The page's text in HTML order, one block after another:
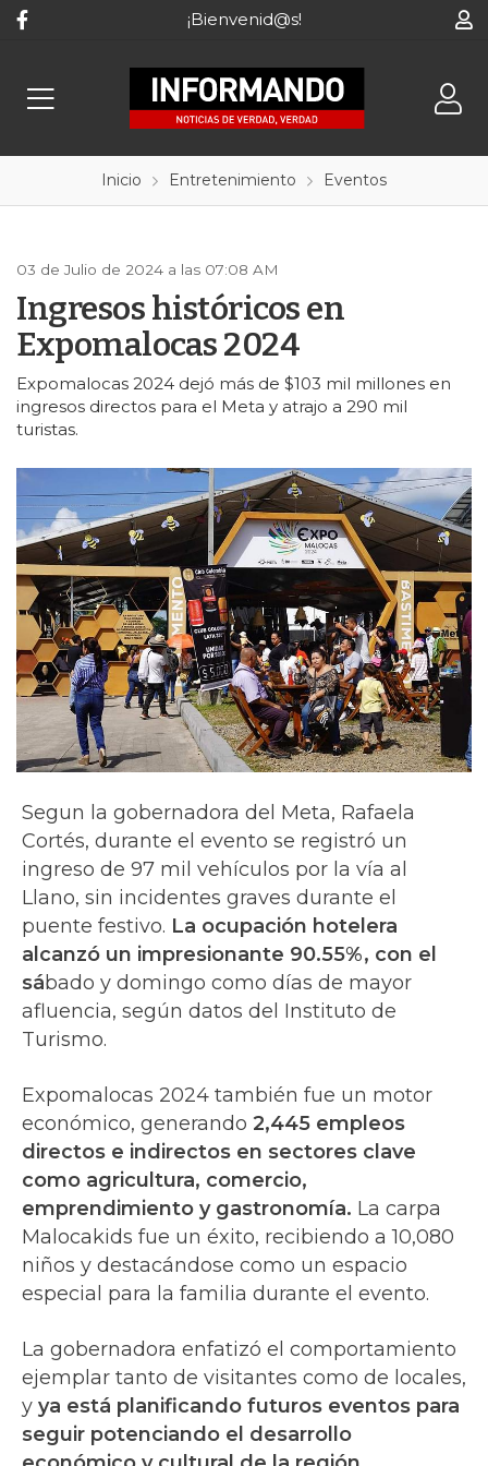
¡Bienvenid@s!
Inicio Entretenimiento Eventos
03 de Julio de 2024 a las 07:08 AM
Ingresos históricos en
Expomalocas 2024
Expomalocas 2024 dejó más de $103 mil millones en
ingresos directos para el Meta y atrajo a 290 mil
turistas.
Segun la gobernadora del Meta, Rafaela
Cortés, durante el evento se registró un
ingreso de 97 mil vehículos por la vía al
Llano, sin incidentes graves durante el
puente festivo. La ocupación hotelera
alcanzó un impresionante 90.55%, con el
sábado y domingo como días de mayor
afluencia, según datos del Instituto de
Turismo.
Expomalocas 2024 también fue un motor
económico, generando 2,445 empleos
directos e indirectos en sectores clave
como agricultura, comercio,
emprendimiento y gastronomía. La carpa
Malocakids fue un éxito, recibiendo a 10,080
niños y destacándose como un espacio
especial para la familia durante el evento.
La gobernadora enfatizó el comportamiento
ejemplar tanto de visitantes como de locales,
y ya está planificando futuros eventos para
seguir potenciando el desarrollo